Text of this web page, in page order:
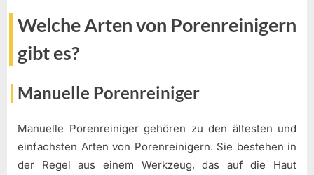
Welche Arten von Porenreinigern
gibt es?
Manuelle Porenreiniger
Manuelle Porenreiniger gehören zu den ältesten und
einfachsten Arten von Porenreinigern. Sie bestehen in
der Regel aus einem Werkzeug, das auf die Haut